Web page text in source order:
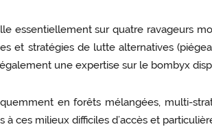
essentiellement sur quatre ravageurs
et stratégies de lutte alternatives
une expertise sur le bombyx
en forêts mélangées, multi-
ces milieux difficiles d’accès et